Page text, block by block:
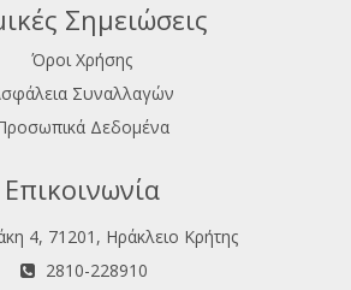
Σημειώσεις
Όροι Χρήσης
Συναλλαγών
Δεδομένα
Επικοινωνία
4, 71201, Ηράκλειο Κρήτης
2810-228910